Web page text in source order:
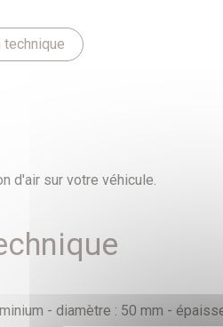
technique
d'air sur votre véhicule.
- diamètre : 50 mm -